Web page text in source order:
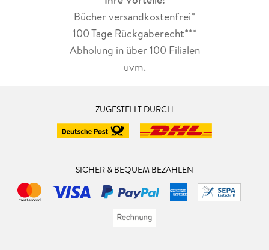
Bücher versandkostenfrei*
100 Tage Rückgaberecht***
Abholung in über 100 Filialen
uvm.
ZUGESTELLT DURCH
SICHER & BEQUEM BEZAHLEN